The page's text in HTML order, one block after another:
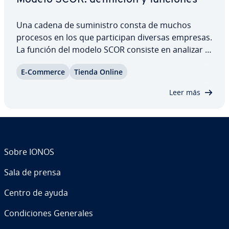
Una cadena de su­mi­ni­s­tro consta de muchos
procesos en los que pa­r­ti­ci­pan diversas empresas.
La función del modelo SCOR consiste en analizar y
optimiza los procesos em­pre­sa­ria­les a lo largo de
E-Commerce Tienda Online
Leer más
Sobre IONOS
Sala de prensa
Centro de ayuda
Co­n­di­cio­nes Generales